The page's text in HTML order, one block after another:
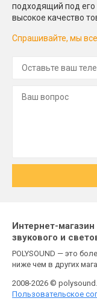
подходящий под его
высокое качество
Спрашивайте, мы
Интернет-
звукового и
POLYSOUND — это
ниже чем в других
2008-2026 ©
Пользовательское